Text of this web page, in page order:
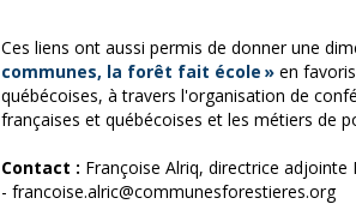
Ces liens ont aussi permis de donner une
communes, la forêt fait école » en
québécoises, à travers l'organisation de
françaises et québécoises et les métiers de
Contact : Françoise Alriq, directrice adjointe
- francoise.alric@communesforestieres.org